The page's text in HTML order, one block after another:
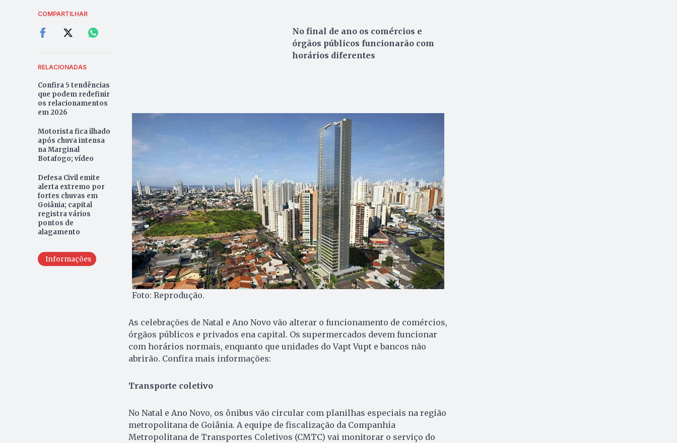
COMPARTILHAR
RELACIONADAS
Confira 5 tendências
que podem redefinir
os relacionamentos
em 2026
Motorista fica ilhado
após chuva intensa
na Marginal
Botafogo; vídeo
Defesa Civil emite
alerta extremo por
fortes chuvas em
Goiânia; capital
registra vários
pontos de
alagamento
Informações
No final de ano os comércios e
órgãos públicos funcionarão com
horários diferentes
Foto: Reprodução.
As celebrações de Natal e Ano Novo vão alterar o funcionamento de comércios,
órgãos públicos e privados ena capital. Os supermercados devem funcionar
com horários normais, enquanto que unidades do Vapt Vupt e bancos não
abrirão. Confira mais informações:
Transporte coletivo
No Natal e Ano Novo, os ônibus vão circular com planilhas especiais na região
metropolitana de Goiânia. A equipe de fiscalização da Companhia
Metropolitana de Transportes Coletivos (CMTC) vai monitorar o serviço do